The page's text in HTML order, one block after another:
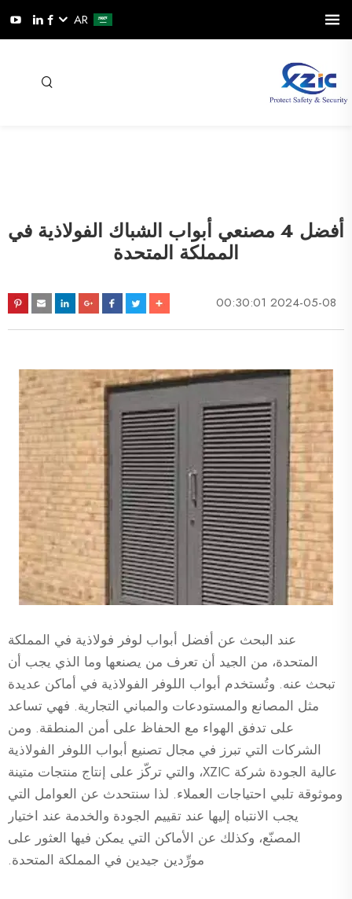
AR
أفضل 4 مصنعي أبواب الشباك الفولاذية في
المملكة المتحدة
2024-05-08 00:30:01
عند البحث عن أفضل أبواب لوفر فولاذية في المملكة
المتحدة، من الجيد أن تعرف من يصنعها وما الذي يجب أن
تبحث عنه. وتُستخدم أبواب اللوفر الفولاذية في أماكن عديدة
مثل المصانع والمستودعات والمباني التجارية. فهي تساعد
على تدفق الهواء مع الحفاظ على أمن المنطقة. ومن
الشركات التي تبرز في مجال تصنيع أبواب اللوفر الفولاذية
عالية الجودة شركة XZIC، والتي تركّز على إنتاج منتجات متينة
وموثوقة تلبي احتياجات العملاء. لذا سنتحدث عن العوامل التي
يجب الانتباه إليها عند تقييم الجودة والخدمة عند اختيار
المصنّع، وكذلك عن الأماكن التي يمكن فيها العثور على
مورِّدين جيدين في المملكة المتحدة.